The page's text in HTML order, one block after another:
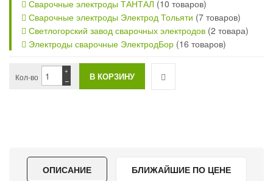
Сварочные электроды ТАНТАЛ (10 товаров)
Сварочные электроды Электрод Тольяти (7 товаров)
Светлогорский завод сварочных электродов (2 товара)
Электроды сварочные ЭлектродБор (16 товаров)
Кол-во −
+
ОПИСАНИЕ БЛИЖАЙШИЕ ПО ЦЕНЕ